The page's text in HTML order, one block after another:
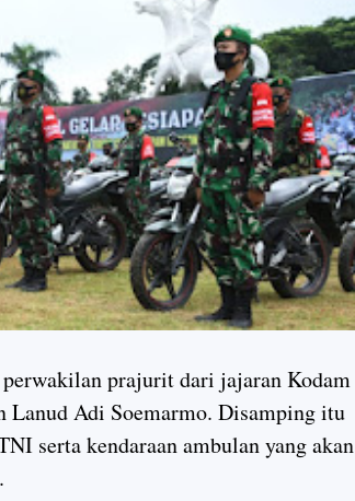
prajurit dari jajaran Kodam
Lanud Adi Soemarmo. Disamping itu
serta kendaraan ambulan yang akan